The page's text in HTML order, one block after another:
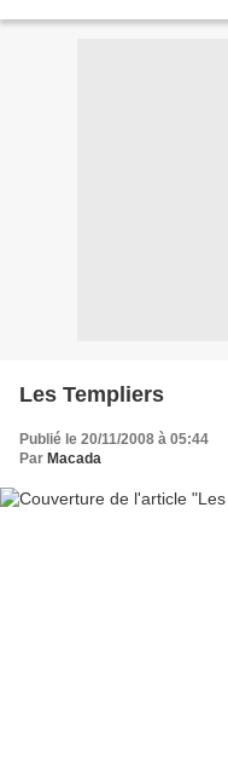
Les Templiers
Publié le 20/11/2008 à 05:44
Par Macada